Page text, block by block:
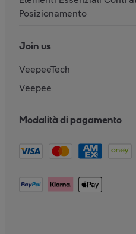
Posizionamento
Join us
VeepeeTech
Veepee
Modalità di pagamento